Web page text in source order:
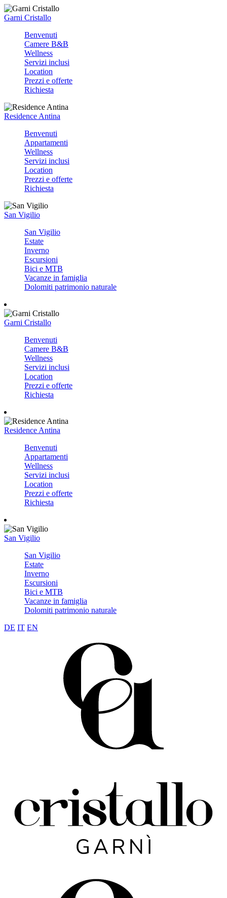
Garni Cristallo
Benvenuti
Camere B&B
Wellness
Servizi inclusi
Location
Prezzi e offerte
Richiesta
Residence Antina
Benvenuti
Appartamenti
Wellness
Servizi inclusi
Location
Prezzi e offerte
Richiesta
San Vigilio
San Vigilio
Estate
Inverno
Escursioni
Bici e MTB
Vacanze in famiglia
Dolomiti patrimonio naturale
Garni Cristallo
Benvenuti
Camere B&B
Wellness
Servizi inclusi
Location
Prezzi e offerte
Richiesta
Residence Antina
Benvenuti
Appartamenti
Wellness
Servizi inclusi
Location
Prezzi e offerte
Richiesta
San Vigilio
San Vigilio
Estate
Inverno
Escursioni
Bici e MTB
Vacanze in famiglia
Dolomiti patrimonio naturale
DE IT EN